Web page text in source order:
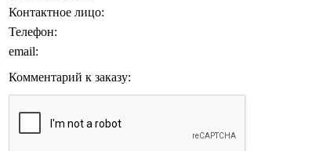
Контактное лицо:
Телефон:
email:
Комментарий к заказу: